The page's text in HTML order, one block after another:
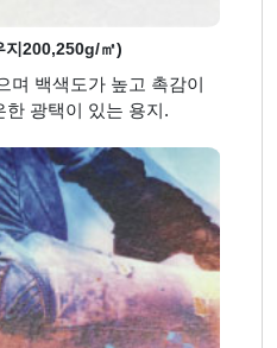
지200,250g/㎡)
며 백색도가 높고 촉감이
한 광택이 있는 용지.